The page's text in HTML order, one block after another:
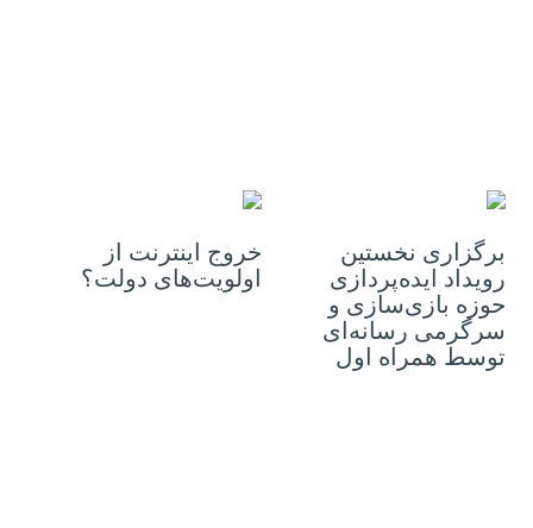
برگزاری نخستین
رویداد ایده‌پردازی
حوزه بازی‌سازی و
سرگرمی رسانه‌ای
توسط همراه اول
خروج اینترنت از
اولویت‌های دولت؟